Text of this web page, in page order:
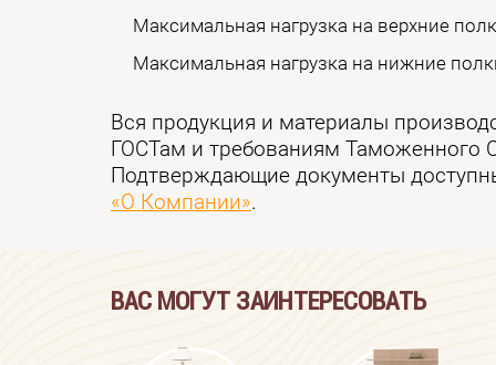
Максимальная нагрузка на верхние
Максимальная нагрузка на нижние
Вся продукция и материалы
ГОСТам и требованиям Таможенного
Подтверждающие документы
«О Компании».
ВАС МОГУТ ЗАИНТЕРЕСОВАТЬ